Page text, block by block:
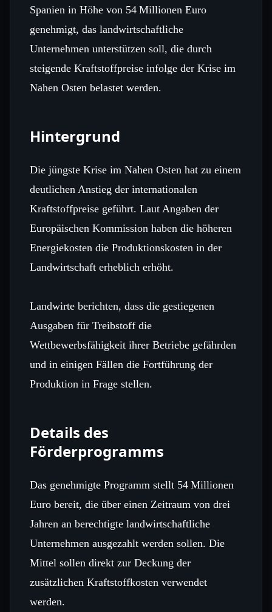
Spanien in Höhe von 54 Millionen Euro
genehmigt, das landwirtschaftliche
Unternehmen unterstützen soll, die durch
steigende Kraftstoffpreise infolge der Krise im
Nahen Osten belastet werden.
Hintergrund
Die jüngste Krise im Nahen Osten hat zu einem
deutlichen Anstieg der internationalen
Kraftstoffpreise geführt. Laut Angaben der
Europäischen Kommission haben die höheren
Energiekosten die Produktionskosten in der
Landwirtschaft erheblich erhöht.
Landwirte berichten, dass die gestiegenen
Ausgaben für Treibstoff die
Wettbewerbsfähigkeit ihrer Betriebe gefährden
und in einigen Fällen die Fortführung der
Produktion in Frage stellen.
Details des
Förderprogramms
Das genehmigte Programm stellt 54 Millionen
Euro bereit, die über einen Zeitraum von drei
Jahren an berechtigte landwirtschaftliche
Unternehmen ausgezahlt werden sollen. Die
Mittel sollen direkt zur Deckung der
zusätzlichen Kraftstoffkosten verwendet
werden.